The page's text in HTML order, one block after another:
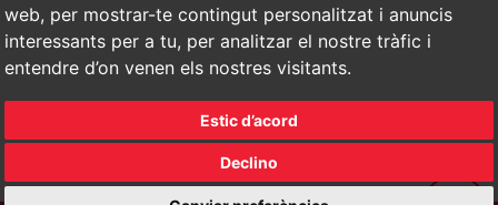
web, per mostrar-te contingut personalitzat i anuncis
interessants per a tu, per analitzar el nostre tràfic i
entendre d’on venen els nostres visitants.
Estic d’acord
Declino